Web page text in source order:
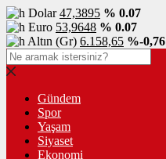
Dolar47,3895 % 0.07
Euro 53,9648 % 0.07
Altın (Gr) 6.158,65 %-0,76
Gündem
Spor
Yaşam
Siyaset
Ekonomi